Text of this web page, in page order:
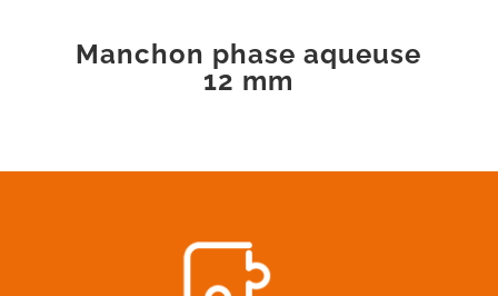
Manchon phase aqueuse
12 mm